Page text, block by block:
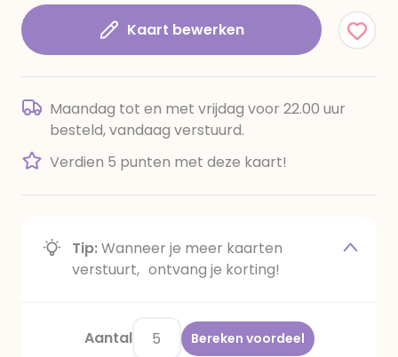
Kaart bewerken
Maandag tot en met vrijdag voor 22.00 uur
besteld, vandaag verstuurd.
Verdien 5 punten met deze kaart!
Tip:Wanneer je meer kaarten
verstuurt, ontvang je korting!
Aantal Bereken voordeel